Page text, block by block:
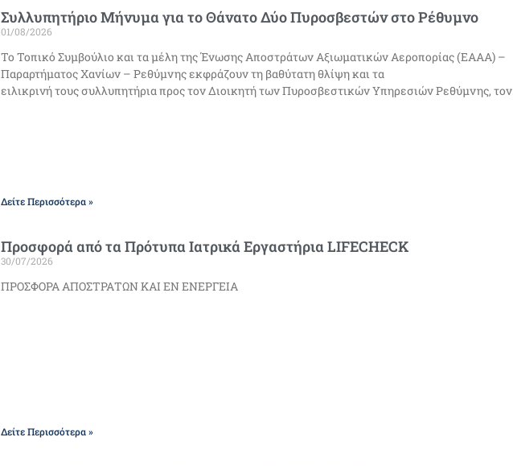
Συλλυπητήριο Μήνυμα για το Θάνατο Δύο Πυροσβεστών στο Ρέθυμνο
01/08/2026
Το Τοπικό Συμβούλιο και τα μέλη της Ένωσης Αποστράτων Αξιωματικών Αεροπορίας (ΕΑΑΑ) –
Παραρτήματος Χανίων – Ρεθύμνης εκφράζουν τη βαθύτατη θλίψη και τα
ειλικρινή τους συλλυπητήρια προς τον Διοικητή των Πυροσβεστικών Υπηρεσιών Ρεθύμνης, τον
Δείτε Περισσότερα »
Προσφορά από τα Πρότυπα Ιατρικά Εργαστήρια LIFECHECK
30/07/2026
ΠΡΟΣΦΟΡΑ ΑΠΟΣΤΡΑΤΩΝ ΚΑΙ ΕΝ ΕΝΕΡΓΕΙΑ
Δείτε Περισσότερα »